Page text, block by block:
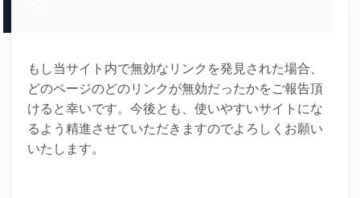
もし当サイト内で無効なリンクを発見された場合、
どのページのどのリンクが無効だったかをご報告頂
けると幸いです。今後とも、使いやすいサイトにな
るよう精進させていただきますのでよろしくお願い
いたします。